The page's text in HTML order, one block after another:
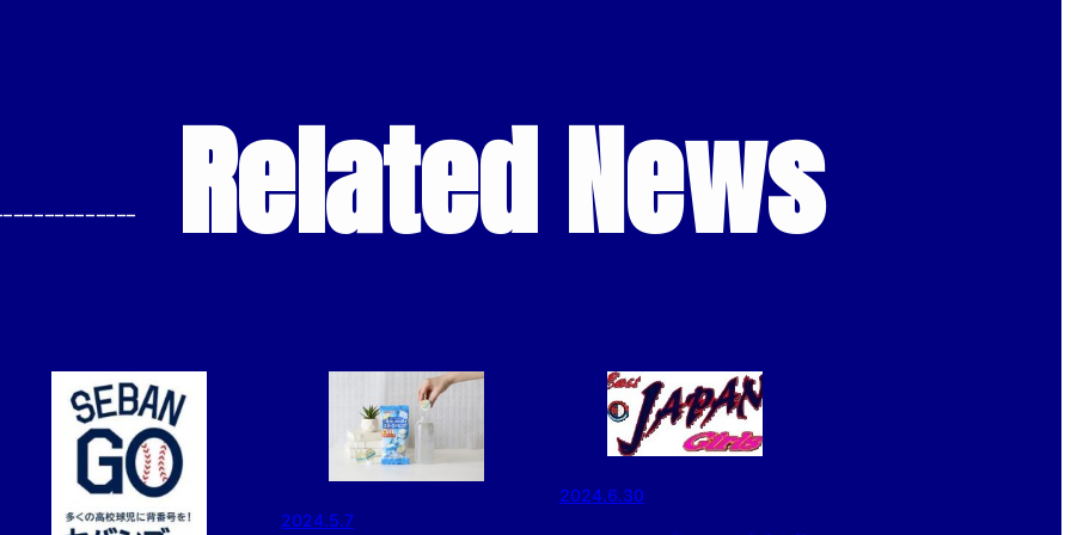
Related News
2024.5.7
2024.6.30